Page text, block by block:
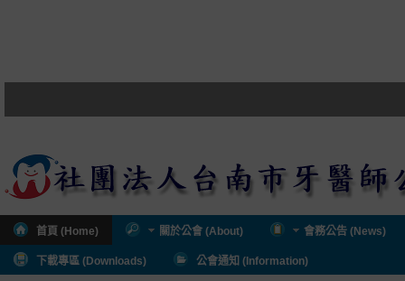
首頁 (Home) 關於公會 (About) 會務公告 (News)
下載專區 (Downloads) 公會通知 (Information)